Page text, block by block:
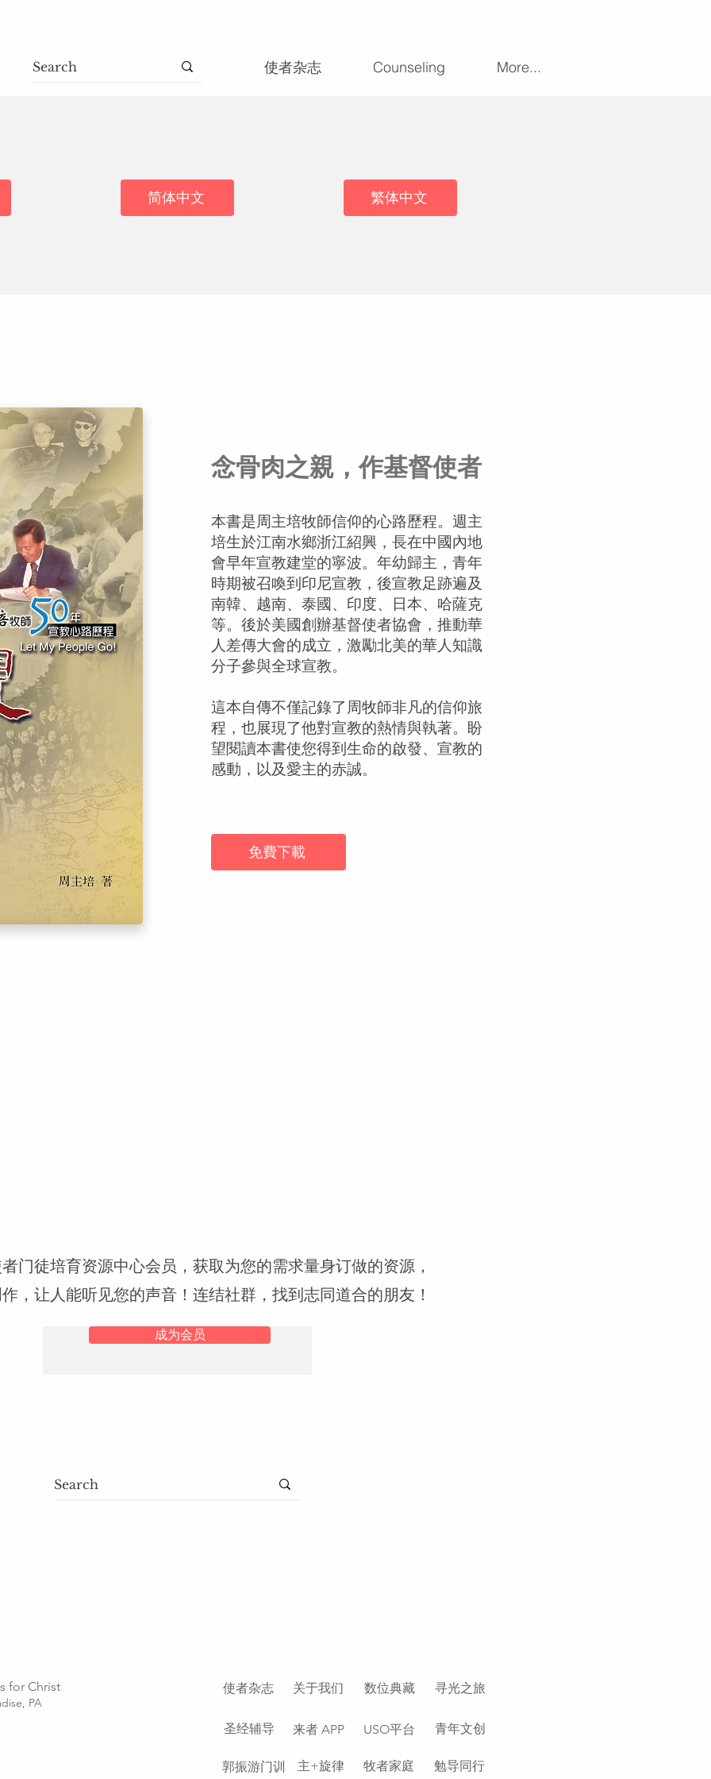
使者杂志 Counseling More...
简体中文 繁体中文
念骨肉之親，作基督使者
本書是周主培牧師信仰的心路歷程。週主
培生於江南水鄉浙江紹興，長在中國內地
會早年宣教建堂的寧波。年幼歸主，青年
時期被召喚到印尼宣教，後宣教足跡遍及
南韓、越南、泰國、印度、日本、哈薩克
等。後於美國創辦基督使者協會，推動華
人差傳大會的成立，激勵北美的華人知識
分子參與全球宣教。
這本自傳不僅記錄了周牧師非凡的信仰旅
程，也展現了他對宣教的熱情與執著。盼
望閱讀本書使您得到生命的啟發、宣教的
感動，以及愛主的赤誠。
免費下載
门徒培育资源中心会员，获取为您的需求量身订做的资源，
，让人能听见您的声音！连结社群，找到志同道合的朋友！
成为会员
for Christ
PA
使者杂志 关于我们 数位典藏 寻光之旅
​来者 APP
圣经辅导 USO平台 青年文创
郭振游门训 主+旋律 牧者家庭 勉导同行